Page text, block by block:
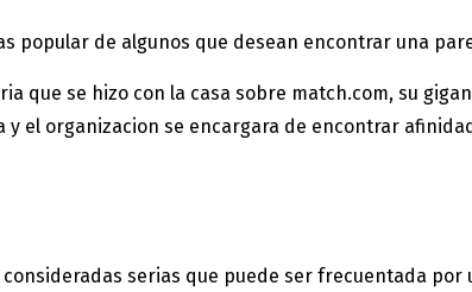
popular de algunos que desean encontrar una
que se hizo con la casa sobre match.com, su
el organizacion se encargara de encontrar
consideradas serias que puede ser frecuentada